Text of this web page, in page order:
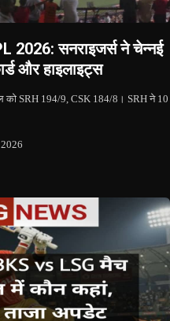
सनराइजर्स ने चेन्नई
और हाइलाइट्स
को SRH 194/9, CSK 184/8। SRH ने 10